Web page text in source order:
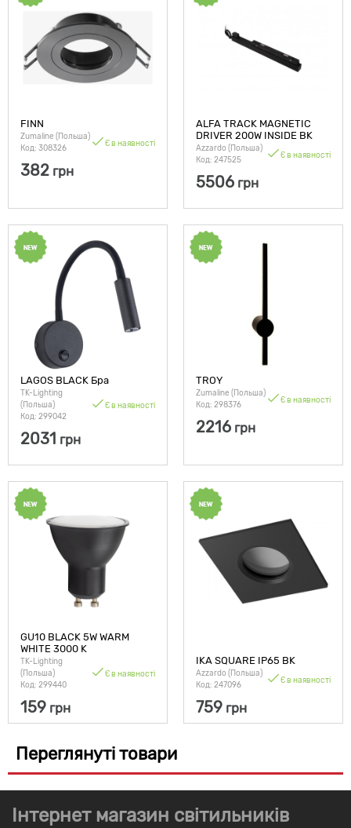
FINN
Zumaline (Польша)
Код: 308326
Є в наявності
382 грн
ALFA TRACK MAGNETIC
DRIVER 200W INSIDE BK
Azzardo (Польша)
Код: 247525
Є в наявності
5506 грн
LAGOS BLACK Бра
TK-Lighting
(Польша)
Код: 299042
Є в наявності
2031 грн
TROY
Zumaline (Польша)
Код: 298376
Є в наявності
2216 грн
GU10 BLACK 5W WARM
WHITE 3000 K
TK-Lighting
(Польша)
Код: 299440
Є в наявності
159 грн
IKA SQUARE IP65 BK
Azzardo (Польша)
Код: 247096
Є в наявності
759 грн
Переглянуті товари
Інтернет магазин світильників